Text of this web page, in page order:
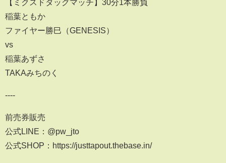
【ミクスドタッグマッチ】30分1本勝負
稲葉ともか
ファイヤー勝巳（GENESIS）
vs
稲葉あずさ
TAKAみちのく
----
前売券販売
公式LINE：@pw_jto
公式SHOP：https://justtapout.thebase.in/